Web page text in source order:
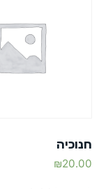
חנוכיה
₪20.00